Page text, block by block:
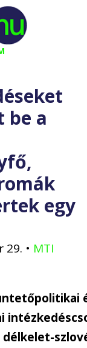
be a
egy
29. • MTI